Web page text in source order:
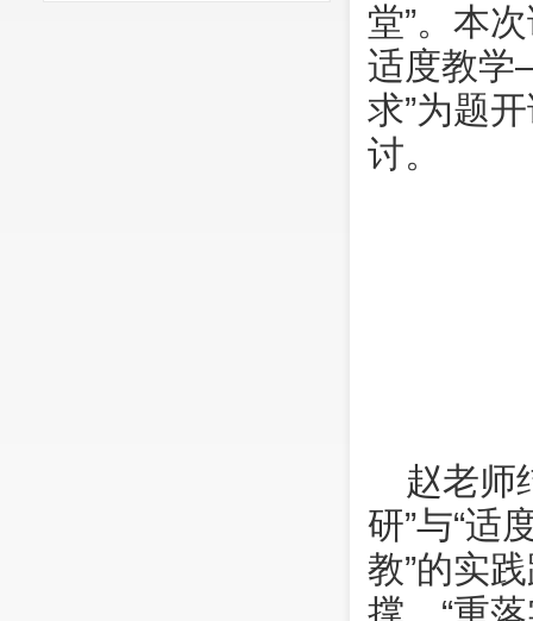
堂”。本
适度教学
求”为题
讨。
赵老师
研”与“适
教”的实